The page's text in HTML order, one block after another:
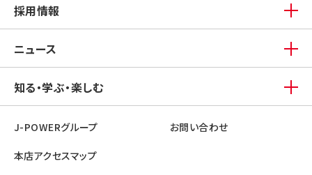
採用情報
ニュース
知る・学ぶ・楽しむ
J-POWERグループ お問い合わせ
本店アクセスマップ